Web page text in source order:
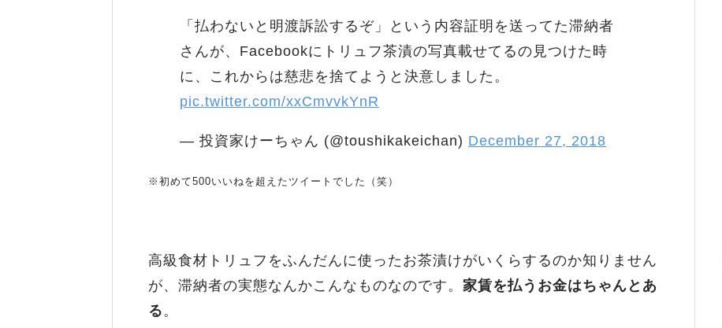
「払わないと明渡訴訟するぞ」という内容証明を送ってた滞納者
さんが、Facebookにトリュフ茶漬の写真載せてるの見つけた時
に、これからは慈悲を捨てようと決意しました。
pic.twitter.com/xxCmvvkYnR
— 投資家けーちゃん (@toushikakeichan) December 27, 2018
※初めて500いいねを超えたツイートでした（笑）
高級食材トリュフをふんだんに使ったお茶漬けがいくらするのか知りません
が、滞納者の実態なんかこんなものなのです。 家賃を払うお金はちゃんとあ
る。